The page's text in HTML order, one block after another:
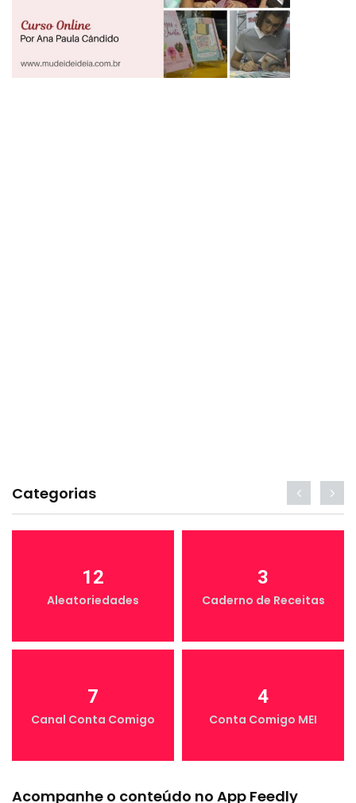
Categorias
12
Aleatoriedades
3
Caderno de Receitas
7
Canal Conta Comigo
4
Conta Comigo MEI
Acompanhe o conteúdo no App Feedly